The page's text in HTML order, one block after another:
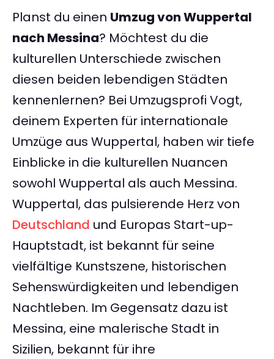
Planst du einen Umzug von Wuppertal
nach Messina? Möchtest du die
kulturellen Unterschiede zwischen
diesen beiden lebendigen Städten
kennenlernen? Bei Umzugsprofi Vogt,
deinem Experten für internationale
Umzüge aus Wuppertal, haben wir tiefe
Einblicke in die kulturellen Nuancen
sowohl Wuppertal als auch Messina.
Wuppertal, das pulsierende Herz von
Deutschland und Europas Start-up-
Hauptstadt, ist bekannt für seine
vielfältige Kunstszene, historischen
Sehenswürdigkeiten und lebendigen
Nachtleben. Im Gegensatz dazu ist
Messina, eine malerische Stadt in
Sizilien, bekannt für ihre